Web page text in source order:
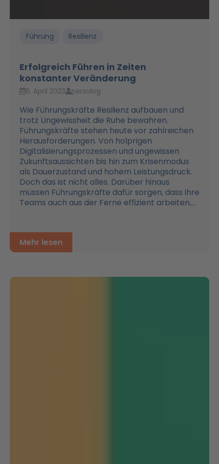
Führung Resilienz
Erfolgreich Führen in Zeiten
konstanter Veränderung
6. April 2023 persolog
Wie Führungskräfte Resilienz aufbauen und
trotz Ungewissheit die Ruhe bewahren.
Führungskräfte stehen heute vor zahlreichen
Herausforderungen. Von holprigen
Digitalisierungsprozessen und ungewissen
Zukunftsaussichten bis hin zum Krisenmodus
als Dauerzustand und hohem Leistungsdruck.
Doch das ist nicht alles. Darüber hinaus
müssen Führungskräfte dafür sorgen, dass ihre
Teams auch aus der Ferne effizient arbeiten,...
Mehr lesen